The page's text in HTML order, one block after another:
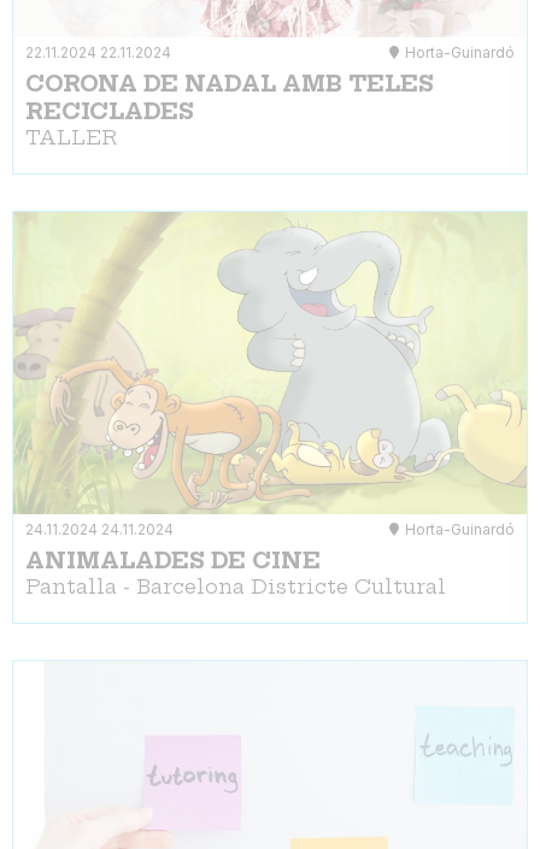
22.11.2024 22.11.2024 Horta-Guinardó
CORONA DE NADAL AMB TELES
RECICLADES
TALLER
24.11.2024 24.11.2024 Horta-Guinardó
ANIMALADES DE CINE
Pantalla - Barcelona Districte Cultural